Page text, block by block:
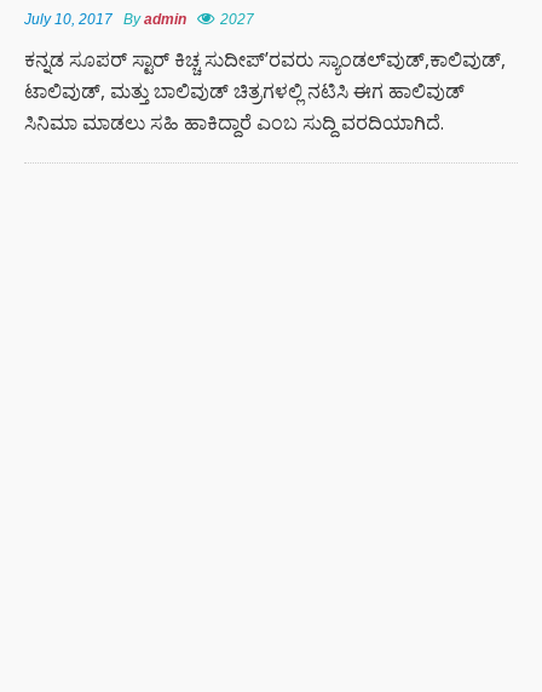
July 10, 2017 Byadmin 2027
ಕನ್ನಡ ಸೂಪರ್ ಸ್ಟಾರ್ ಕಿಚ್ಚ ಸುದೀಪ್’ರವರು ಸ್ಯಾಂಡಲ್‍ವುಡ್,ಕಾಲಿವುಡ್,
ಟಾಲಿವುಡ್, ಮತ್ತು ಬಾಲಿವುಡ್ ಚಿತ್ರಗಳಲ್ಲಿ ನಟಿಸಿ ಈಗ ಹಾಲಿವುಡ್
ಸಿನಿಮಾ ಮಾಡಲು ಸಹಿ ಹಾಕಿದ್ದಾರೆ ಎಂಬ ಸುದ್ದಿ ವರದಿಯಾಗಿದೆ.